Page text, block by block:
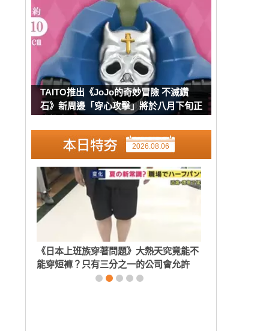
TAITO推出《JoJo的奇妙冒險 不滅鑽
石》新周邊「穿心攻擊」將於八月下旬正
2026.08.06